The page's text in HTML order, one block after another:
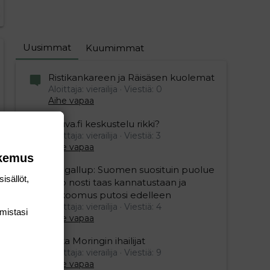
editoriin…
Uusimmat Kuumimmat
Ristikankareen ja Räisäsen kuolemat
Aloittaja: vierailija
Viestiä: 0
Aihe vapaa
Vauva.fi keskustelu rikki?
Aloittaja: vierailija
Viestiä: 3
Aihe vapaa
Yle gallup: Suomen suosituin puolue
Sdp nosti taas kannatustaan ja
kokoomus putosi edelleen
Aloittaja: vierailija
Viestiä: 4
Aihe vapaa
Mika Moringin ihailijat
Aloittaja: vierailija
Viestiä: 9
Aihe vapaa